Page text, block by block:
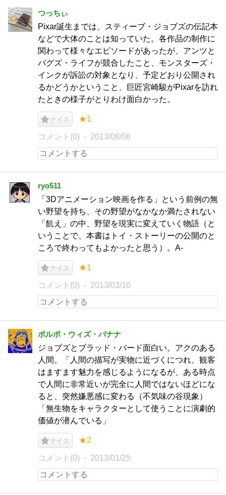
つっちぃ
Pixar誕生までは、スティーブ・ジョブズの伝記本
などで大体のことは知っていた。各作品の制作に
関わって様々なエピソードがあったが、アンツと
バグズ・ライフが競合したこと、モンスターズ・
インクが訴訟の対象となり、予定どおり公開され
るかどうかということ、巨匠宮崎駿がPixarを訪れ
たときの様子がとりわけ面白かった。
ナイス ★1
コメント(0) 2013/08/06
ryo511
「3Dアニメーション映画を作る」という前例の無
い野望を持ち、その野望がなかなか満たされない
「飢え」の中、野望を現実に変えていく物語（と
いうことで、本書はトイ・ストーリーの公開のと
ころで終わってもよかったと思う）。A-
ナイス ★1
コメント(0) 2013/03/10
ポルポ・ウィズ・バナナ
ジョブズとブラッド・バード面白い。アクのある
人間。「人間の描写が実物に近づくにつれ、観客
はますます魅力を感じるようになるが、ある時点
で人間に非常近いが完全に人間ではないほどにな
ると、突然嫌悪感に変わる（不気味の谷現象）
「無生物をキャラクターとして使うことに演劇的
価値が潜んでいる」
ナイス ★2
コメント(0) 2013/01/25